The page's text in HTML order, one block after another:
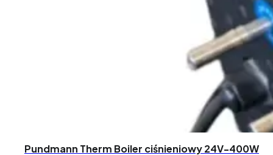
Pundmann Therm Boiler ciśnieniowy 24V-400W